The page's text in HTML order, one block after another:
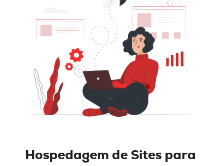
Hospedagem de Sitespara